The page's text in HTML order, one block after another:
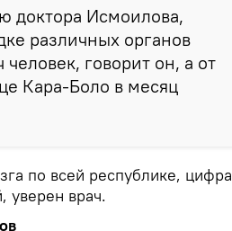
доктора Исмоилова,
различных органов
говорит он, а от
Кара-Боло в месяц
по всей республике, цифра
уверен врач.